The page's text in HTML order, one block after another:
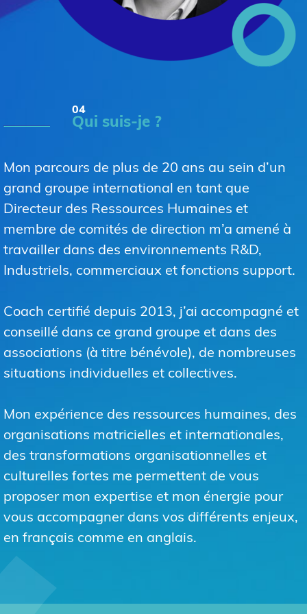
04
Qui suis-je ?
Mon parcours de plus de 20 ans au sein d’un
grand groupe international en tant que
Directeur des Ressources Humaines et
membre de comités de direction m’a amené à
travailler dans des environnements R&D,
Industriels, commerciaux et fonctions support.
Coach certifié depuis 2013, j’ai accompagné et
conseillé dans ce grand groupe et dans des
associations (à titre bénévole), de nombreuses
situations individuelles et collectives.
Mon expérience des ressources humaines, des
organisations matricielles et internationales,
des transformations organisationnelles et
culturelles fortes me permettent de vous
proposer mon expertise et mon énergie pour
vous accompagner dans vos différents enjeux,
en français comme en anglais.